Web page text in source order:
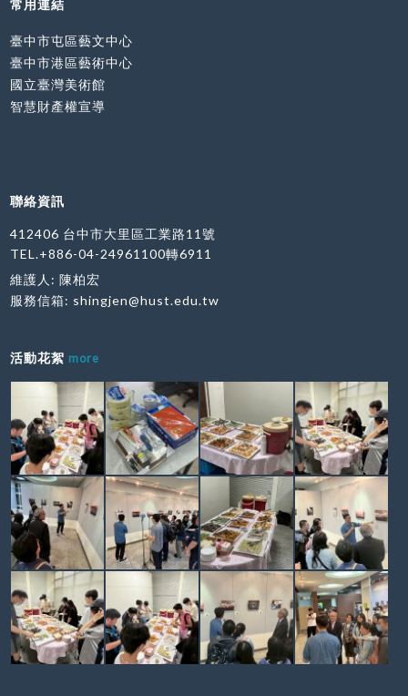
常用連結
臺中市屯區藝文中心
臺中市港區藝術中心
國立臺灣美術館
智慧財產權宣導
聯絡資訊
412406 台中市大里區工業路11號
TEL.+886-04-24961100轉6911
維護人: 陳柏宏
服務信箱: shingjen@hust.edu.tw
活動花絮 more